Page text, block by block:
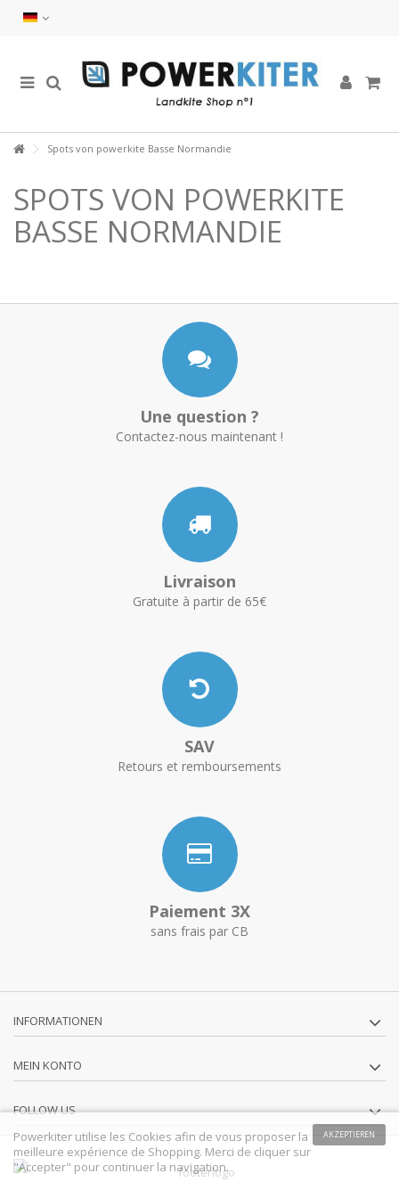
Spots von powerkite Basse Normandie
SPOTS VON POWERKITE
BASSE NORMANDIE
Une question ?
Contactez-nous maintenant !
Livraison
Gratuite à partir de 65€
SAV
Retours et remboursements
Paiement 3X
sans frais par CB
INFORMATIONEN
MEIN KONTO
FOLLOW US
AKZEPTIEREN
Powerkiter utilise les Cookies afin de vous proposer la
meilleure expérience de Shopping. Merci de cliquer sur
"Accepter" pour continuer la navigation.